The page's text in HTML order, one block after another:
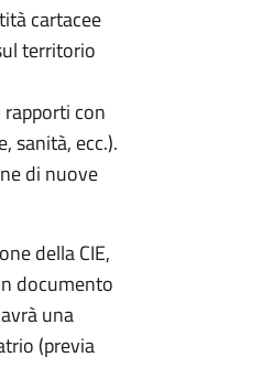
cartacee
territorio
rapporti con
sanità, ecc.).
di nuove
della CIE,
documento
una
(previa